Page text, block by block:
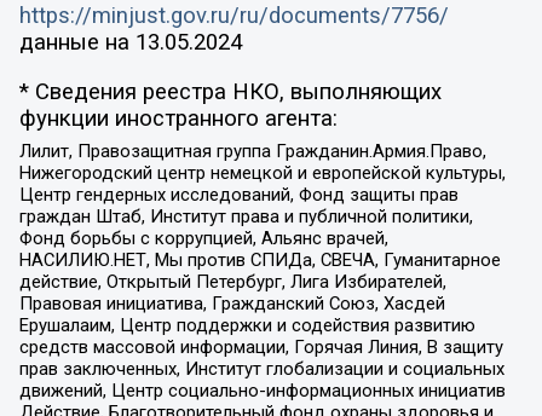
https://minjust.gov.ru/ru/documents/7756/
данные на 13.05.2024
* Сведения реестра НКО, выполняющих
функции иностранного агента:
Лилит, Правозащитная группа Гражданин.Армия.Право,
Нижегородский центр немецкой и европейской культуры,
Центр гендерных исследований, Фонд защиты прав
граждан Штаб, Институт права и публичной политики,
Фонд борьбы с коррупцией, Альянс врачей,
НАСИЛИЮ.НЕТ, Мы против СПИДа, СВЕЧА, Гуманитарное
действие, Открытый Петербург, Лига Избирателей,
Правовая инициатива, Гражданский Союз, Хасдей
Ерушалаим, Центр поддержки и содействия развитию
средств массовой информации, Горячая Линия, В защиту
прав заключенных, Институт глобализации и социальных
движений, Центр социально-информационных инициатив